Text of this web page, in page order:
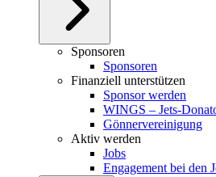
Sponsoren
Sponsoren
Finanziell unterstützen
Sponsor werden
WINGS – Jets-
Gönnervereinigung
Aktiv werden
Jobs
Engagement bei den